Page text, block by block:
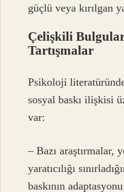
güçlü veya kırılgan
Çelişkili
Tartışmalar
Psikoloji
sosyal baskı ilişkisi
var:
– Bazı araştırmalar,
yaratıcılığı
baskının